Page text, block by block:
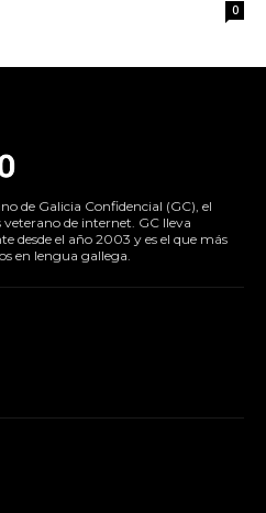
0
de Galicia Confidencial (GC), el
de internet. GC lleva
el año 2003 y es el que más
en lengua gallega.